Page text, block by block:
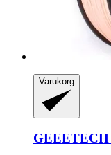
Varukorg
GEEETECH